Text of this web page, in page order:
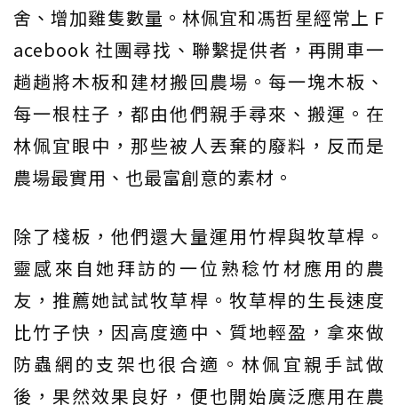
舍、增加雞隻數量。林佩宜和馮哲星經常上 F
acebook 社團尋找、聯繫提供者，再開車一
趟趟將木板和建材搬回農場。每一塊木板、
每一根柱子，都由他們親手尋來、搬運。在
林佩宜眼中，那些被人丟棄的廢料，反而是
農場最實用、也最富創意的素材。
除了棧板，他們還大量運用竹桿與牧草桿。
靈感來自她拜訪的一位熟稔竹材應用的農
友，推薦她試試牧草桿。牧草桿的生長速度
比竹子快，因高度適中、質地輕盈，拿來做
防蟲網的支架也很合適。林佩宜親手試做
後，果然效果良好，便也開始廣泛應用在農